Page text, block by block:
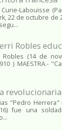
Curie-Labouisse
22 de octubre
Robles
Robles (14 de
) MAESTRA.-
"Pedro Herrera"
fue una